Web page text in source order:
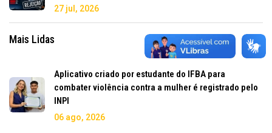
27 jul, 2026
Mais Lidas
Aplicativo criado por estudante do IFBA para
combater violência contra a mulher é registrado pelo
INPI
06 ago, 2026